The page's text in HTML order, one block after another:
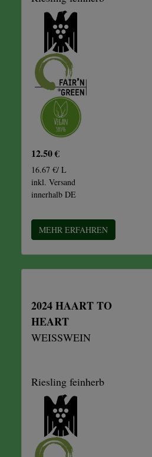
12.50 €
16.67 €/ L
inkl. Versand
innerhalb DE
MEHR ERFAHREN
2024 HAART TO
HEART
WEISSWEIN
Riesling feinherb